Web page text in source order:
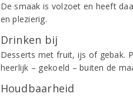
De smaak is volzoet en heeft
en plezierig.
Drinken bij
Desserts met fruit, ijs of gebak.
heerlijk – gekoeld – buiten de
Houdbaarheid